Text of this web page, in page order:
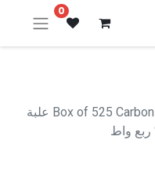
0
Box of 525 Carbon Resistors 1% Tolerance 1/4W علبة